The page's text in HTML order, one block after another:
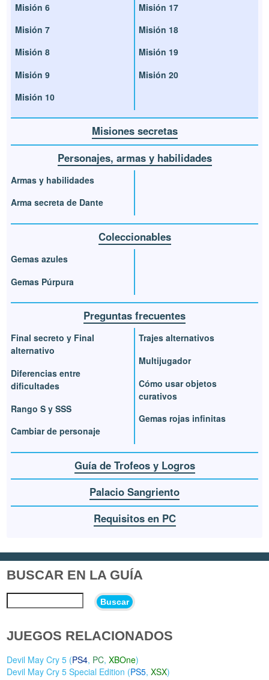
Misión 6
Misión 7
Misión 8
Misión 9
Misión 10
Misión 17
Misión 18
Misión 19
Misión 20
Misiones secretas
Personajes, armas y habilidades
Armas y habilidades
Arma secreta de Dante
Coleccionables
Gemas azules
Gemas Púrpura
Preguntas frecuentes
Final secreto y Final
alternativo
Diferencias entre
dificultades
Rango S y SSS
Cambiar de personaje
Trajes alternativos
Multijugador
Cómo usar objetos
curativos
Gemas rojas infinitas
Guía de Trofeos y Logros
Palacio Sangriento
Requisitos en PC
BUSCAR EN LA GUÍA
Buscar
JUEGOS RELACIONADOS
Devil May Cry 5 (PS4, PC,XBOne)
Devil May Cry 5 Special Edition (PS5,XSX)